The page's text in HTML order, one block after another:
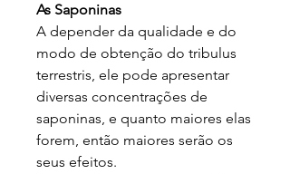
As Saponinas
A depender da qualidade e do
modo de obtenção do tribulus
terrestris, ele pode apresentar
diversas concentrações de
saponinas, e quanto maiores elas
forem, então maiores serão os
seus efeitos.